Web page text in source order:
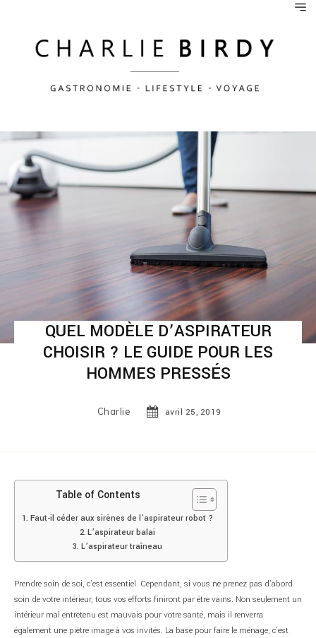
QUEL MODÈLE D’ASPIRATEUR
CHOISIR ? LE GUIDE POUR LES
HOMMES PRESSÉS
Charlie avril 25, 2019
Table of Contents
Faut-il céder aux sirènes de l’aspirateur robot ?
L’aspirateur balai
L’aspirateur traîneau
Prendre soin de soi, c’est essentiel. Cependant, si vous ne prenez pas d’abord
soin de votre intérieur, tous vos efforts finiront par être vains. Non seulement un
intérieur mal entretenu est mauvais pour votre santé, mais il renverra
également une piètre image à vos invités. La base pour faire le ménage, c’est